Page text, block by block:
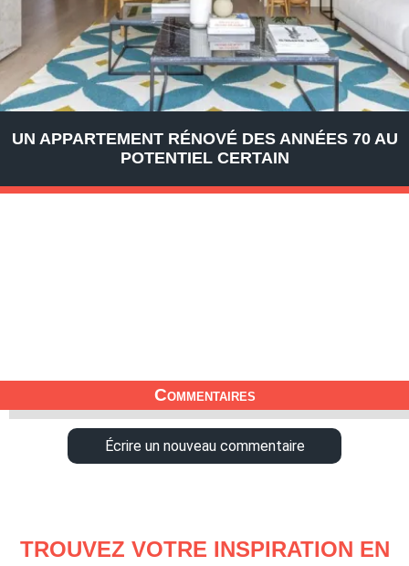
UN APPARTEMENT RÉNOVÉ DES ANNÉES 70 AU
POTENTIEL CERTAIN
Commentaires
Écrire un nouveau commentaire
TROUVEZ VOTRE INSPIRATION EN